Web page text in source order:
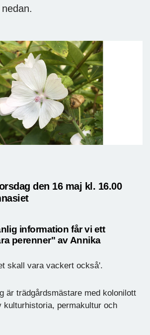
den 16 maj kl. 16.00
information får vi ett
perenner" av Annika
skall vara vackert också'.
är trädgårdsmästare med kolonilott
kulturhistoria, permakultur och